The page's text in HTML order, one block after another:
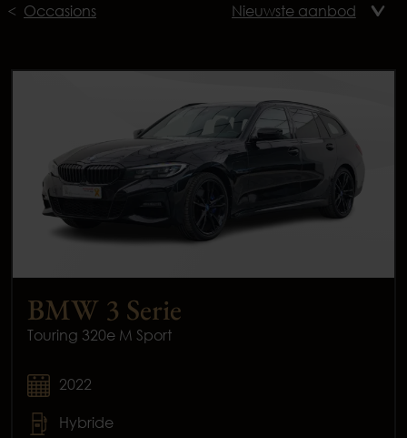
Occasions
BMW 3 Serie
Touring 320e M Sport
2022
Hybride